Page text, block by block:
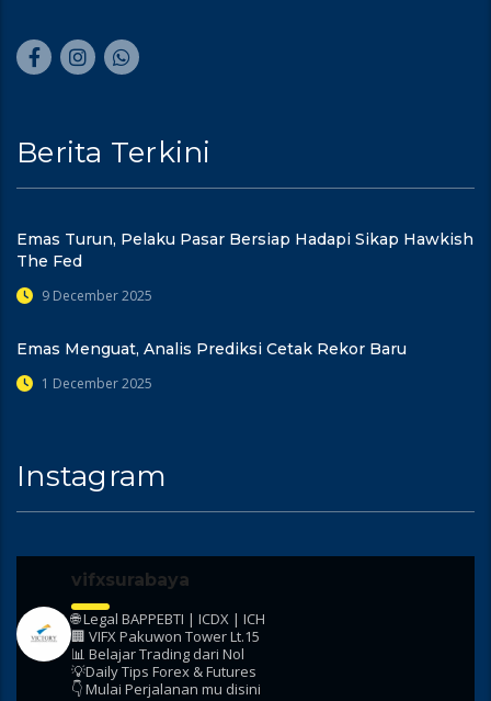
Berita Terkini
Emas Turun, Pelaku Pasar Bersiap Hadapi Sikap Hawkish
The Fed
9 December 2025
Emas Menguat, Analis Prediksi Cetak Rekor Baru
1 December 2025
Instagram
vifxsurabaya
🌐 Legal BAPPEBTI | ICDX | ICH
🏢 VIFX Pakuwon Tower Lt.15
📊 Belajar Trading dari Nol
💡Daily Tips Forex & Futures
👇 Mulai Perjalanan mu disini